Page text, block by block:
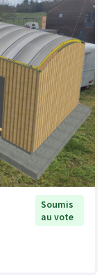
Soumis
au vote